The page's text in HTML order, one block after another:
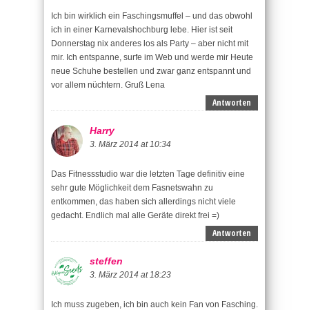
Ich bin wirklich ein Faschingsmuffel – und das obwohl
ich in einer Karnevalshochburg lebe. Hier ist seit
Donnerstag nix anderes los als Party – aber nicht mit
mir. Ich entspanne, surfe im Web und werde mir Heute
neue Schuhe bestellen und zwar ganz entspannt und
vor allem nüchtern. Gruß Lena
Antworten
Harry
3. März 2014 at 10:34
Das Fitnessstudio war die letzten Tage definitiv eine
sehr gute Möglichkeit dem Fasnetswahn zu
entkommen, das haben sich allerdings nicht viele
gedacht. Endlich mal alle Geräte direkt frei =)
Antworten
steffen
3. März 2014 at 18:23
Ich muss zugeben, ich bin auch kein Fan von Fasching.